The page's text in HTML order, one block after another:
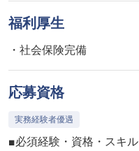
福利厚生
・社会保険完備
応募資格
実務経験者優遇
■必須経験・資格・スキル